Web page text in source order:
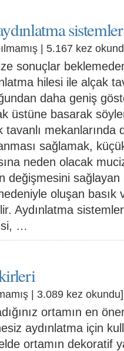
| 5.167 kez
sonuçlar
hilesi ile alçak
daha geniş
üstüne basarak
tavanlı mekanlarında
sağlamak,
neden olacak
değişmesini sağlayan
oluşan basık
Aydınlatma
…
| 3.089 kez okundu]
ortamın en
aydınlatma için
ortamın dekoratif